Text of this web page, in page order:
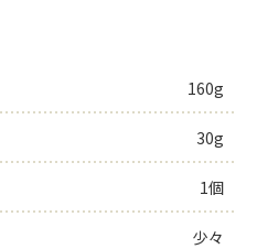
160g
30g
1個
少々